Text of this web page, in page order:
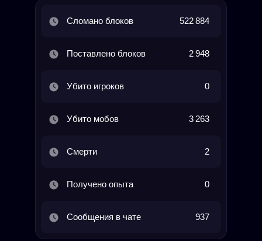
Сломано блоков 522 884
Поставлено блоков 2 948
Убито игроков 0
Убито мобов 3 263
Смерти 2
Получено опыта 0
Сообщения в чате 937